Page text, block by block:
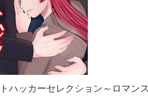
ハッカーセレクション～ロマン